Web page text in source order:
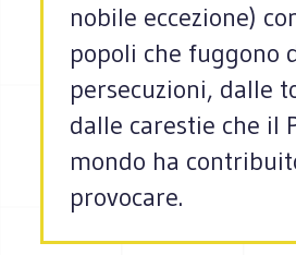
nobile eccezione)
popoli che fuggono
persecuzioni, dalle
dalle carestie che il
mondo ha
provocare.